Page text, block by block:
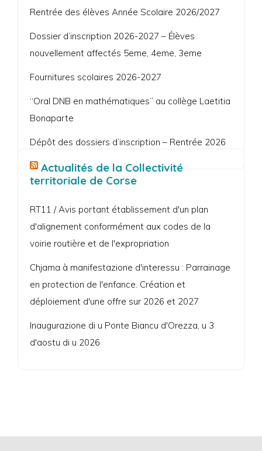
Rentrée des élèves Année Scolaire 2026/2027
Dossier d’inscription 2026-2027 – Élèves
nouvellement affectés 5eme, 4eme, 3eme
Fournitures scolaires 2026-2027
“Oral DNB en mathématiques” au collège Laetitia
Bonaparte
Dépôt des dossiers d’inscription – Rentrée 2026
Actualités de la Collectivité
territoriale de Corse
RT11 / Avis portant établissement d'un plan
d'alignement conformément aux codes de la
voirie routière et de l'expropriation
Chjama à manifestazione d'interessu : Parrainage
en protection de l'enfance. Création et
déploiement d'une offre sur 2026 et 2027
Inaugurazione di u Ponte Biancu d'Orezza, u 3
d'aostu di u 2026